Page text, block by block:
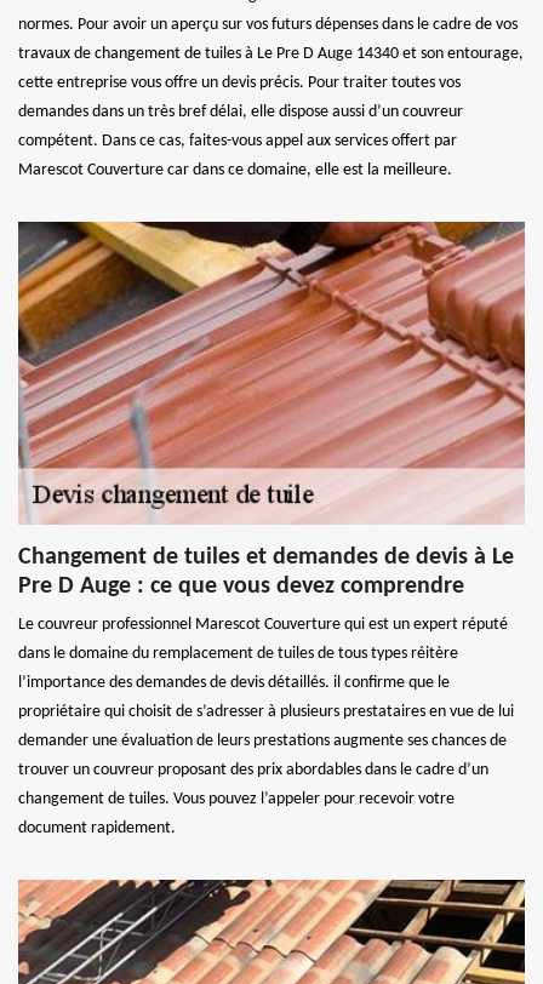
normes. Pour avoir un aperçu sur vos futurs dépenses dans le cadre de vos
travaux de changement de tuiles à Le Pre D Auge 14340 et son entourage,
cette entreprise vous offre un devis précis. Pour traiter toutes vos
demandes dans un très bref délai, elle dispose aussi d’un couvreur
compétent. Dans ce cas, faites-vous appel aux services offert par
Marescot Couverture car dans ce domaine, elle est la meilleure.
Changement de tuiles et demandes de devis à Le
Pre D Auge : ce que vous devez comprendre
Le couvreur professionnel Marescot Couverture qui est un expert réputé
dans le domaine du remplacement de tuiles de tous types réitère
l’importance des demandes de devis détaillés. il confirme que le
propriétaire qui choisit de s’adresser à plusieurs prestataires en vue de lui
demander une évaluation de leurs prestations augmente ses chances de
trouver un couvreur proposant des prix abordables dans le cadre d’un
changement de tuiles. Vous pouvez l’appeler pour recevoir votre
document rapidement.